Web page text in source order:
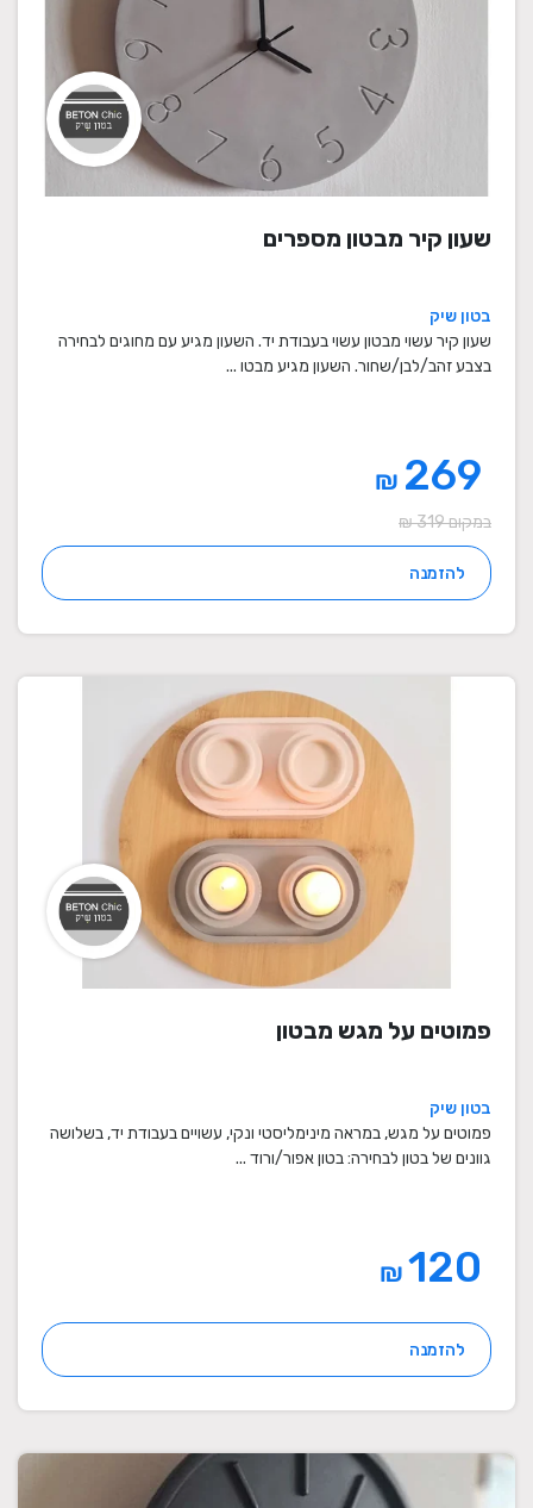
שעון קיר מבטון מספרים
בטון שיק
שעון קיר עשוי מבטון עשוי בעבודת יד. השעון מגיע עם מחוגים לבחירה
בצבע זהב/לבן/שחור. השעון מגיע מבטו ...
₪
במקום 319 ₪
להזמנה
פמוטים על מגש מבטון
בטון שיק
פמוטים על מגש, במראה מינימליסטי ונקי, עשויים בעבודת יד, בשלושה
גוונים של בטון לבחירה: בטון אפור/ורוד ...
₪
להזמנה